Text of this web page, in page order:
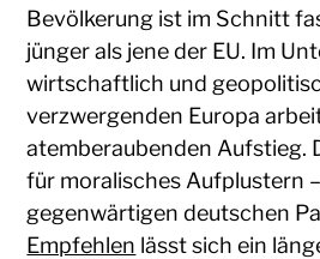
Bevölkerung ist im Schnitt
jünger als jene der EU. Im
wirtschaftlich und
verzwergenden Europa
atemberaubenden Aufstieg.
für moralisches Aufplustern
gegenwärtigen deutschen
Empfehlen lässt sich ein